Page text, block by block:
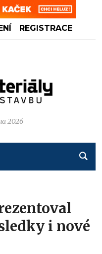
REGISTRACE
2026
i nové